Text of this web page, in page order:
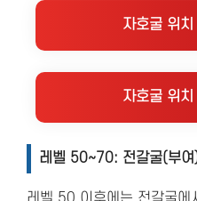
자호굴 위
자호굴 위
레벨 50~70: 전갈굴(부